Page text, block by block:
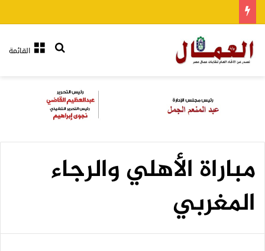
القائمةبحث عن
مباراة الأهلي والرجاء
المغربي